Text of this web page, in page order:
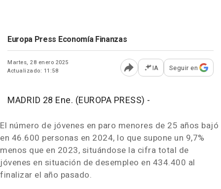
Europa Press Economía Finanzas
Martes, 28 enero 2025
Actualizado: 11:58
Abrir opciones para
IA Seguir en
MADRID 28 Ene. (EUROPA PRESS) -
El número de jóvenes en paro menores de 25 años bajó
en 46.600 personas en 2024, lo que supone un 9,7%
menos que en 2023, situándose la cifra total de
jóvenes en situación de desempleo en 434.400 al
finalizar el año pasado.